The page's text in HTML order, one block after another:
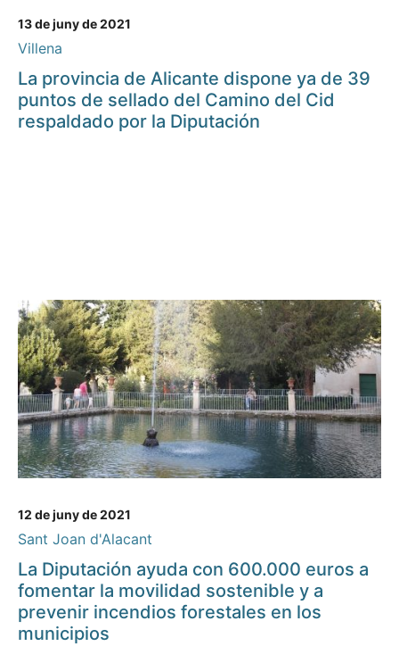
13 de juny de 2021
Villena
La provincia de Alicante dispone ya de 39
puntos de sellado del Camino del Cid
respaldado por la Diputación
12 de juny de 2021
Sant Joan d'Alacant
La Diputación ayuda con 600.000 euros a
fomentar la movilidad sostenible y a
prevenir incendios forestales en los
municipios